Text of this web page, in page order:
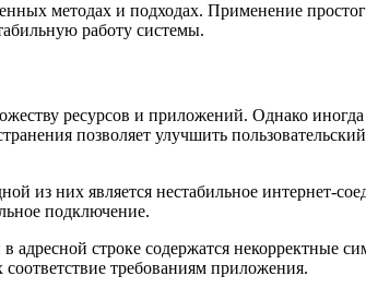
методах и подходах. Применение
работу системы.
ресурсов и приложений. Однако
позволяет улучшить
них является нестабильное интернет-
подключение.
адресной строке содержатся
требованиям приложения.